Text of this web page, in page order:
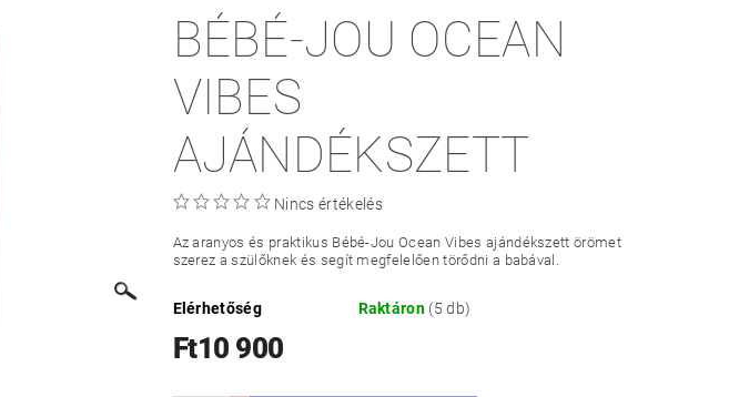
HASZNOS TANÁCSOK RENDELÉSEM
BÉBÉ-JOU OCEAN
VIBES
AJÁNDÉKSZETT
Nincs értékelés
Az aranyos és praktikus Bébé-Jou Ocean Vibes ajándékszett örömet
szerez a szülőknek és segít megfelelően törődni a babával.
Elérhetőség Raktáron (5 db)
Ft10 900